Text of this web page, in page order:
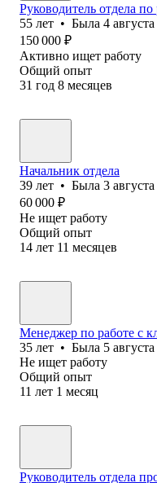
Руководитель отдела
55 лет • Была 4 августа
150 000 ₽
Активно ищет работу
Общий опыт
31 год 8 месяцев
Начальник отдела
39 лет • Была 3 августа
60 000 ₽
Не ищет работу
Общий опыт
14 лет 11 месяцев
Менеджер по работе с
35 лет • Была 5 августа
Не ищет работу
Общий опыт
11 лет 1 месяц
Руководитель отдела